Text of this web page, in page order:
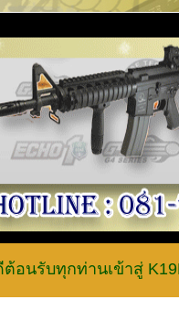
รับทุกท่านเข้าสู่